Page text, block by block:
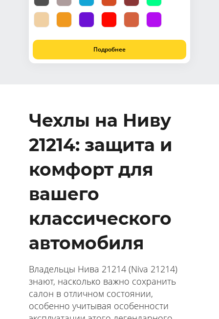
Подробнее
Чехлы на Ниву
21214: защита и
комфорт для
вашего
классического
автомобиля
Владельцы Нива 21214 (Niva 21214)
знают, насколько важно сохранить
салон в отличном состоянии,
особенно учитывая особенности